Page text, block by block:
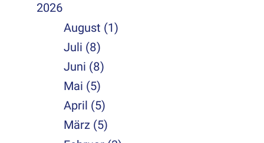
2026
August (1)
Juli (8)
Juni (8)
Mai (5)
April (5)
März (5)